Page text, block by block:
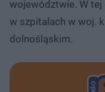
województwie. W tej
w szpitalach w woj.
dolnośląskim.